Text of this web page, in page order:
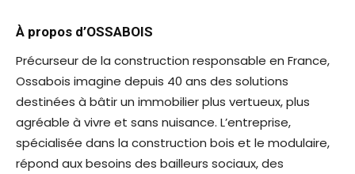
À propos d’OSSABOIS
Précurseur de la construction responsable en France,
Ossabois imagine depuis 40 ans des solutions
destinées à bâtir un immobilier plus vertueux, plus
agréable à vivre et sans nuisance. L’entreprise,
spécialisée dans la construction bois et le modulaire,
répond aux besoins des bailleurs sociaux, des